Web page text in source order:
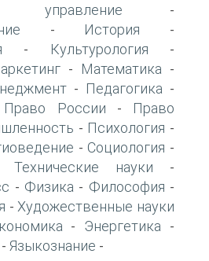
-
- История -
- Культурология -
- Математика -
- Педагогика -
Право России -
Право
- Психология -
- Социология -
Технические науки -
- Физика - Философия -
- Художественные науки
- Энергетика -
- Языкознание -